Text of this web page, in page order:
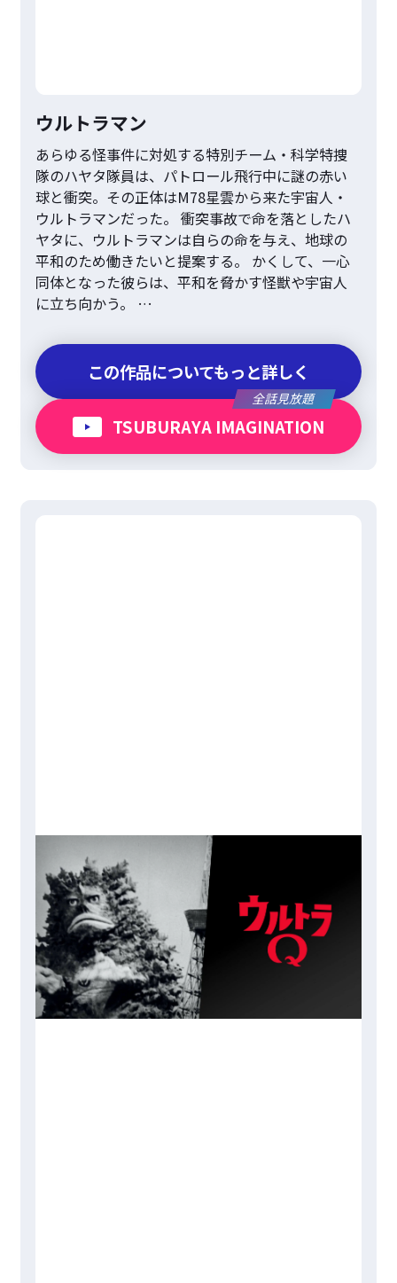
ウルトラマン
あらゆる怪事件に対処する特別チーム・科学特捜
隊のハヤタ隊員は、パトロール飛行中に謎の赤い
球と衝突。その正体はM78星雲から来た宇宙人・
ウルトラマンだった。 衝突事故で命を落としたハ
ヤタに、ウルトラマンは自らの命を与え、地球の
平和のため働きたいと提案する。 かくして、一心
同体となった彼らは、平和を脅かす怪獣や宇宙人
に立ち向かう。 …
この作品についてもっと詳しく
全話見放題
TSUBURAYA IMAGINATION